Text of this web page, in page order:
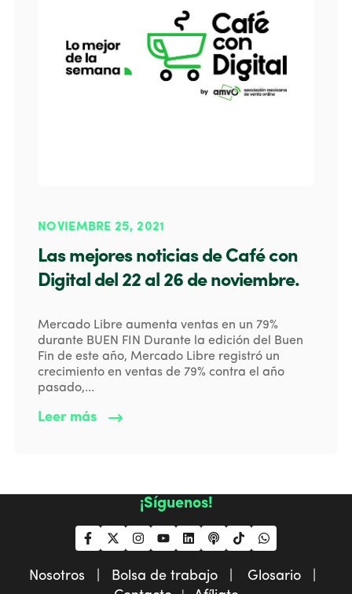
NOVIEMBRE 25, 2021
Las mejores noticias de Café con
Digital del 22 al 26 de noviembre.
Mercado Libre aumenta ventas en un 79%
durante BUEN FIN Durante la edición del Buen
Fin de este año, Mercado Libre registró un
crecimiento en ventas de 79% contra el año
pasado,...
Leer más
¡Síguenos!
Nosotros | Bolsa de trabajo |
Glosario |